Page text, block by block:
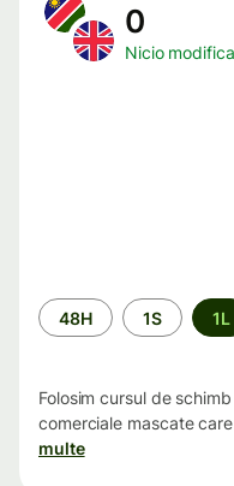
0
Nicio
Perioada
48H 1S 1L
Folosim cursul de
comerciale mascate
multe